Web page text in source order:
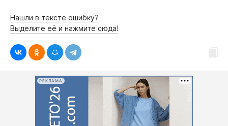
Нашли в тексте ошибку?
Выделите её и нажмите сюда!
РЕКЛАМА